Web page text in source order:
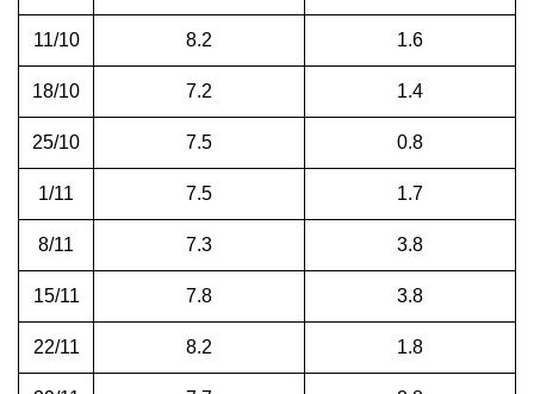
11/10 8.2 1.6
18/10 7.2 1.4
25/10 7.5 0.8
1/11 7.5 1.7
8/11 7.3 3.8
15/11 7.8 3.8
22/11 8.2 1.8